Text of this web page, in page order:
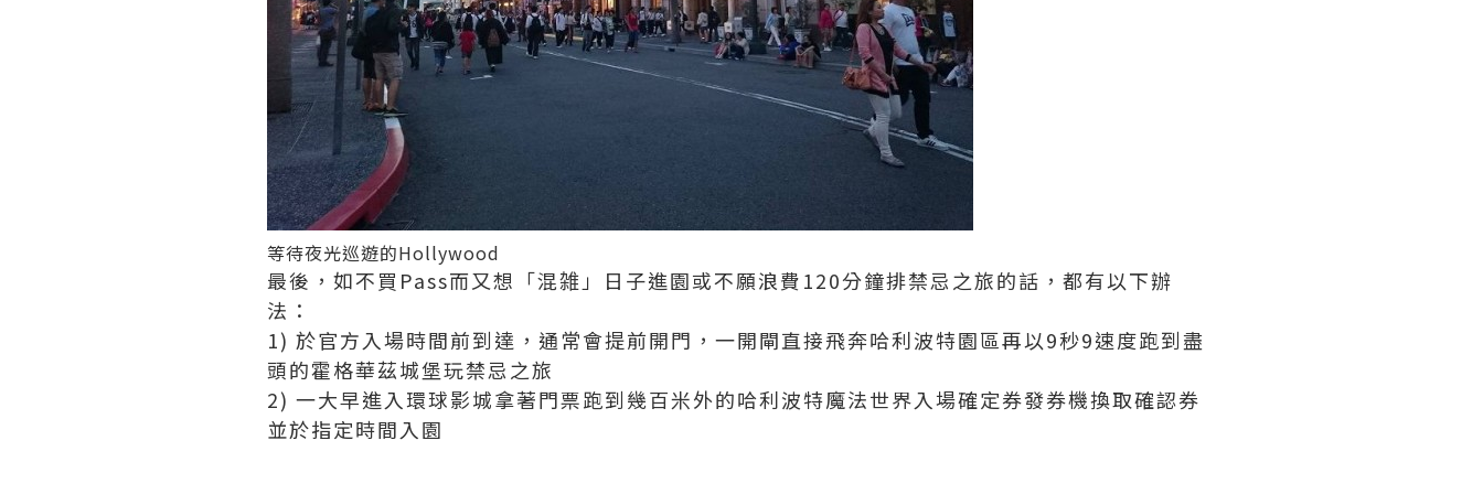
等待夜光巡遊的Hollywood
最後，如不買Pass而又想「混雑」日子進園或不願浪費120分鐘排禁忌之旅的話，都有以下辦
法：
1) 於官方入場時間前到達，通常會提前開門，一開閘直接飛奔哈利波特園區再以9秒9速度跑到盡
頭的霍格華茲城堡玩禁忌之旅
2) 一大早進入環球影城拿著門票跑到幾百米外的哈利波特魔法世界入場確定券發券機換取確認券
並於指定時間入園